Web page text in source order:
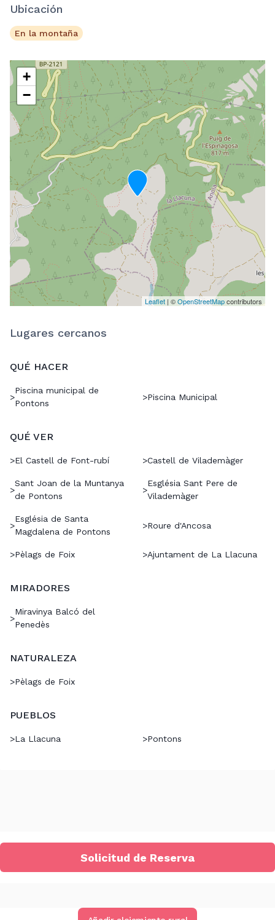
Ubicación
En la montaña
+
−
Leaflet | ©OpenStreetMapcontributors
Lugares cercanos
QUÉ HACER
>
Piscina municipal de
Pontons
>Piscina Municipal
QUÉ VER
>El Castell de Font-rubí >Castell de Vilademàger
>
Sant Joan de la Muntanya
de Pontons
>
Església Sant Pere de
Vilademàger
>
Església de Santa
Magdalena de Pontons
>Roure d'Ancosa
>Pèlags de Foix >Ajuntament de La Llacuna
MIRADORES
>
Miravinya Balcó del
Penedès
NATURALEZA
>Pèlags de Foix
PUEBLOS
>La Llacuna >Pontons
Solicitud de Reserva